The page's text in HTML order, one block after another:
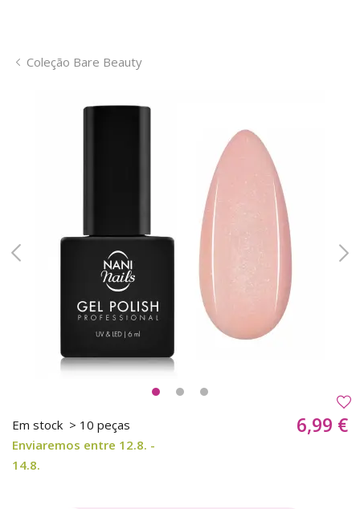
Coleção Bare Beauty
Em stock > 10 peças
Enviaremos entre 12.8. -
14.8.
6,99 €